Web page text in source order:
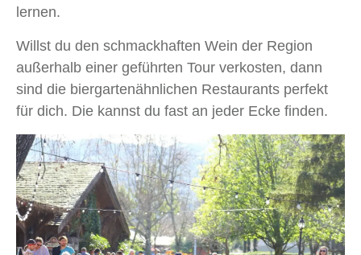
lernen.
Willst du den schmackhaften Wein der Region
außerhalb einer geführten Tour verkosten, dann
sind die biergartenähnlichen Restaurants perfekt
für dich. Die kannst du fast an jeder Ecke finden.